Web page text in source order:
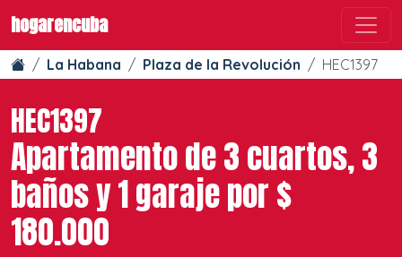
hogarencuba
La Habana Plaza de la Revolución HEC1397
HEC1397
Apartamento de 3 cuartos, 3
baños y 1 garaje por $
180.000